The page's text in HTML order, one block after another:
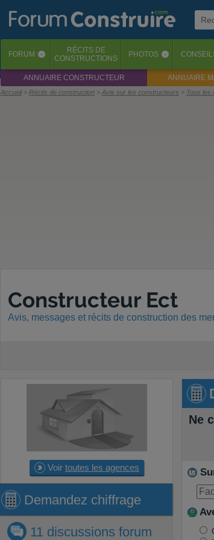
FORUM ‹ RÉCITS DE
CONSTRUCTIONS
PHOTOS ‹
ANNUAIRE CONSTRUCTEUR ANNUAIRE
Accueil Récits de construction Avis sur les constructeurs Tous les
Constructeur Ect
Avis, messages et récits de construction des
Voir toutes les agences
Demandezchiffrage
11 discussions forum
Demandez chiffrage
Ne